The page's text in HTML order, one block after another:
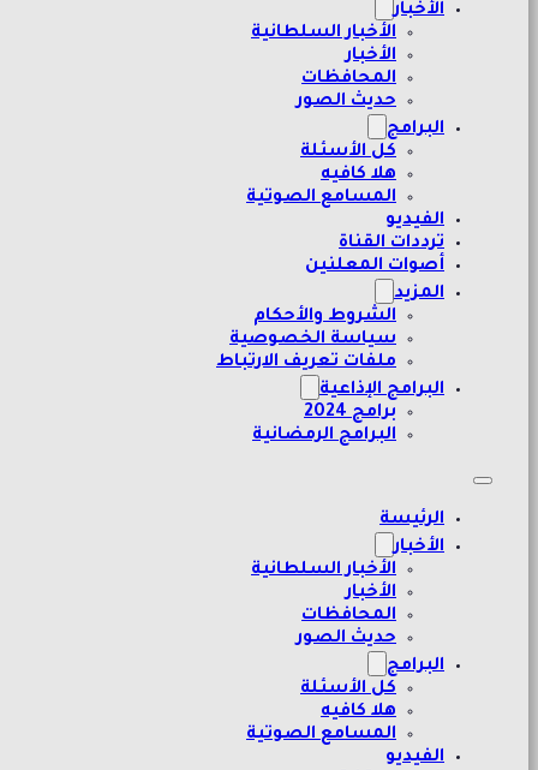
الأخبار
الأخبار السلطانية
الأخبار
المحافظات
حديث الصور
البرامج
كل الأسئلة
هلا كافيه
المسامع الصوتية
الفيديو
ترددات القناة
أصوات المعلنين
المزيد
الشروط والأحكام
سياسة الخصوصية
ملفات تعريف الارتباط
البرامج الإذاعية
برامج 2024
البرامج الرمضانية
الرئيسة
الأخبار
الأخبار السلطانية
الأخبار
المحافظات
حديث الصور
البرامج
كل الأسئلة
هلا كافيه
المسامع الصوتية
الفيديو